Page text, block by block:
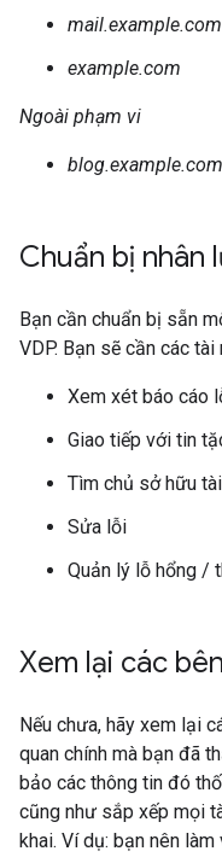
mail.example.com
example.com
Ngoài phạm vi
blog.example.com
Chuẩn bị nhân
Bạn cần chuẩn bị sẵn
VDP. Bạn sẽ cần các tài
Xem xét báo cáo
Giao tiếp với tin
Tìm chủ sở hữu
Sửa lỗi
Quản lý lỗ hổng /
Xem lại các
Nếu chưa, hãy xem lại
quan chính mà bạn đã
bảo các thông tin đó
cũng như sắp xếp mọi
khai. Ví dụ: bạn nên